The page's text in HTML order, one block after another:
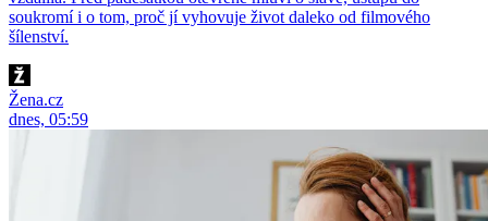
soukromí i o tom, proč jí vyhovuje život daleko od filmového
šílenství.
Žena.cz
dnes, 05:59